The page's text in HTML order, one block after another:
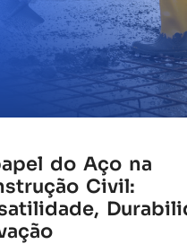
do Aço na
Civil: